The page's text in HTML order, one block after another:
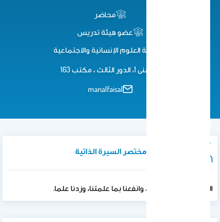
محاضر
عضو هيئة تدريس
كلية العلوم اﻹنسانية واﻻجتماعية
مبنى 1، الدور الثالث ، مكتب 163
manalfaisal
نبذة تعريفية / مختصر السيرة الذاتية
اللهم علمنا ما ينفعنا، وانفعنا بما علمتنا، وزدنا علما.